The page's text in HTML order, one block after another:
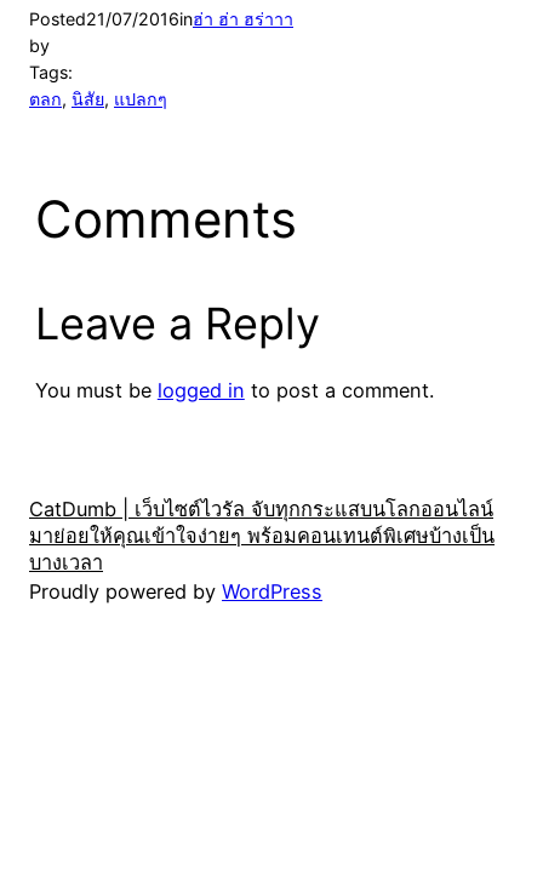
Posted21/07/2016inฮ่า ฮ่า ฮร่าาา
by
Tags:
ตลก, นิสัย, แปลกๆ
Comments
Leave a Reply
You must be logged in to post a comment.
CatDumb | เว็บไซต์ไวรัล จับทุกกระแสบนโลกออนไลน์
มาย่อยให้คุณเข้าใจง่ายๆ พร้อมคอนเทนต์พิเศษบ้างเป็น
บางเวลา
Proudly powered by WordPress